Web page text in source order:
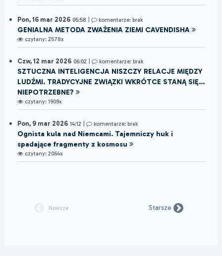
Pon, 16 mar 2026 05:58 komentarze: brak
GENIALNA METODA ZWAŻENIA ZIEMI CAVENDISHA
czytany: 2578x
Czw, 12 mar 2026 06:02 komentarze: brak
SZTUCZNA INTELIGENCJA NISZCZY RELACJE MIĘDZY
LUDŹMI. TRADYCYJNE ZWIĄZKI WKRÓTCE STANĄ SIĘ...
NIEPOTRZEBNE?
czytany: 1909x
Pon, 9 mar 2026 14:12 komentarze: brak
Ognista kula nad Niemcami. Tajemniczy huk i
spadające fragmenty z kosmosu
czytany: 2064x
Nowsze Starsze